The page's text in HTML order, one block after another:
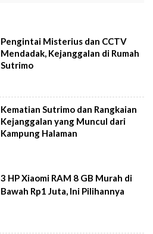
Pengintai Misterius dan CCTV
Mendadak, Kejanggalan di Rumah
Sutrimo
Kematian Sutrimo dan Rangkaian
Kejanggalan yang Muncul dari
Kampung Halaman
3 HP Xiaomi RAM 8 GB Murah di
Bawah Rp1 Juta, Ini Pilihannya